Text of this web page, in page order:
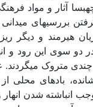
آثار و مواد
بررسی‏های
هیرمند و دیگر
دو سوی این رود و
چندی متروک